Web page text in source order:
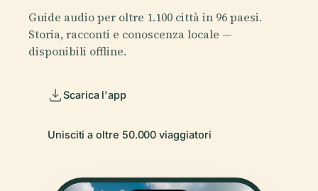
Guide audio per oltre 1.100 città in 96 paesi.
Storia, racconti e conoscenza locale —
disponibili offline.
Scarica l'app
Unisciti a oltre 50.000 viaggiatori